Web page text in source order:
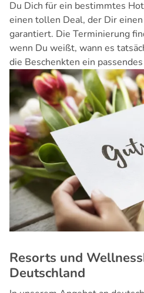
Du Dich für ein bestimmtes
einen tollen Deal, der Dir
garantiert. Die Terminierung
wenn Du weißt, wann es
die Beschenkten ein
Resorts und
Deutschland